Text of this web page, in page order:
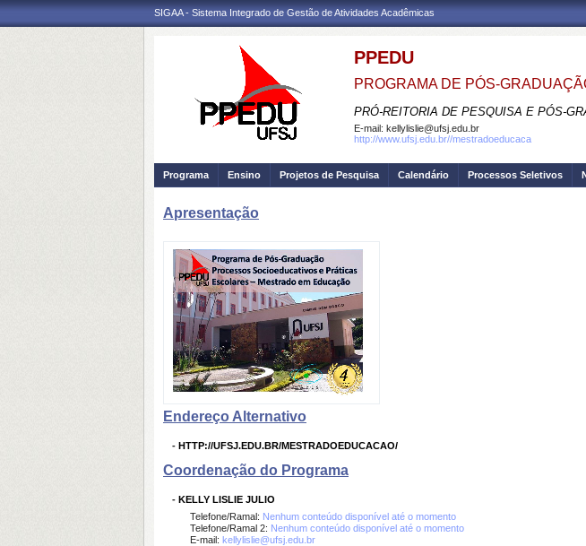
SIGAA - Sistema Integrado de Gestão de Atividades Acadêmicas
PPEDU
PROGRAMA DE PÓS-
PRÓ-REITORIA DE PESQUISA E PÓS-
E-mail: kellylislie@ufsj.edu.br
http://www.ufsj.edu.br//mestradoeducaca
Programa Ensino Projetos de Pesquisa Calendário Processos Seletivos
Apresentação
Endereço Alternativo
- HTTP://UFSJ.EDU.BR/MESTRADOEDUCACAO/
Coordenação do Programa
- KELLY LISLIE JULIO
Telefone/Ramal: Nenhum conteúdo disponível até o momento
Telefone/Ramal 2: Nenhum conteúdo disponível até o momento
E-mail: kellylislie@ufsj.edu.br